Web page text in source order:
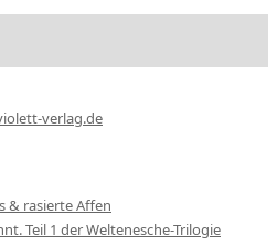
& rasierte Affen
Teil 1 der Weltenesche-Trilogie